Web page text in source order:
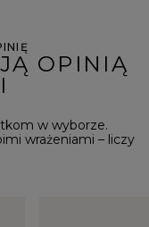
OPINIĄ
w wyborze.
wrażeniami – liczy